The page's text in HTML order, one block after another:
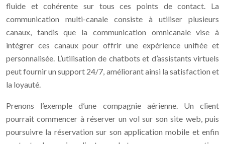
fluide et cohérente sur tous ces points de contact. La
communication multi-canale consiste à utiliser plusieurs
canaux, tandis que la communication omnicanale vise à
intégrer ces canaux pour offrir une expérience unifiée et
personnalisée. L’utilisation de chatbots et d’assistants virtuels
peut fournir un support 24/7, améliorant ainsi la satisfaction et
la loyauté.
Prenons l’exemple d’une compagnie aérienne. Un client
pourrait commencer à réserver un vol sur son site web, puis
poursuivre la réservation sur son application mobile et enfin